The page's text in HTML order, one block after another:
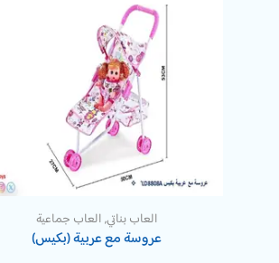
العاب بناتي,العاب جماعية
عروسة مع عربية (بكيس)